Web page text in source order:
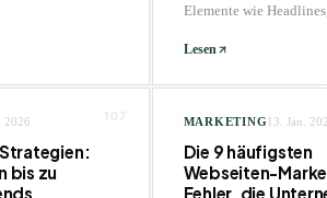
Elemente wie
Optimierungsstrategien.
Lesen
2026
bis zu
MARKETING13. Jan.
Die 9 häufigsten
Webseiten-
Fehler, die